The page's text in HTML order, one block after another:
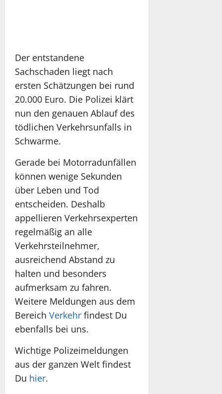
Der entstandene
Sachschaden liegt nach
ersten Schätzungen bei rund
20.000 Euro. Die Polizei klärt
nun den genauen Ablauf des
tödlichen Verkehrsunfalls in
Schwarme.
Gerade bei Motorradunfällen
können wenige Sekunden
über Leben und Tod
entscheiden. Deshalb
appellieren Verkehrsexperten
regelmäßig an alle
Verkehrsteilnehmer,
ausreichend Abstand zu
halten und besonders
aufmerksam zu fahren.
Weitere Meldungen aus dem
Bereich Verkehr findest Du
ebenfalls bei uns.
Wichtige Polizeimeldungen
aus der ganzen Welt findest
Du hier.